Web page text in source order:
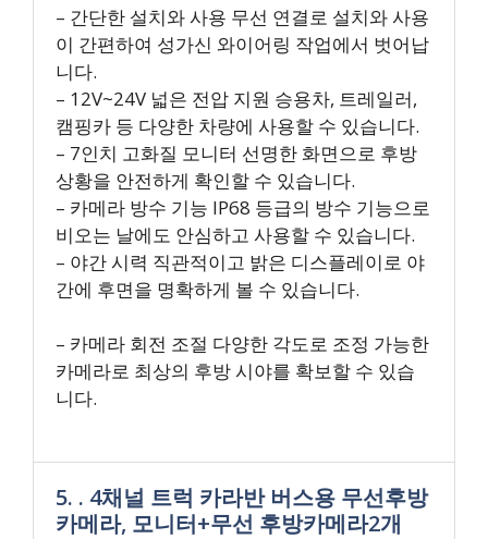
– 간단한 설치와 사용 무선 연결로 설치와 사용
이 간편하여 성가신 와이어링 작업에서 벗어납
니다.
– 12V~24V 넓은 전압 지원 승용차, 트레일러,
캠핑카 등 다양한 차량에 사용할 수 있습니다.
– 7인치 고화질 모니터 선명한 화면으로 후방
상황을 안전하게 확인할 수 있습니다.
– 카메라 방수 기능 IP68 등급의 방수 기능으로
비오는 날에도 안심하고 사용할 수 있습니다.
– 야간 시력 직관적이고 밝은 디스플레이로 야
간에 후면을 명확하게 볼 수 있습니다.
– 카메라 회전 조절 다양한 각도로 조정 가능한
카메라로 최상의 후방 시야를 확보할 수 있습
니다.
5. . 4채널 트럭 카라반 버스용 무선후방
카메라, 모니터+무선 후방카메라2개